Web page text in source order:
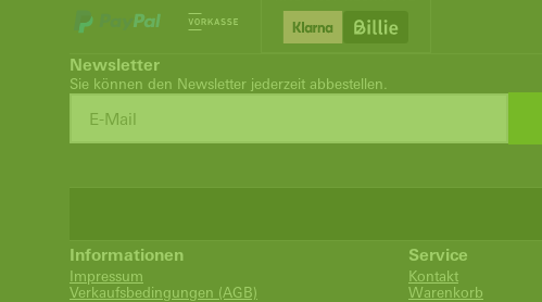
Newsletter
Sie können den Newsletter jederzeit abbestellen.
Informationen
Impressum
Verkaufsbedingungen (AGB)
Service
Kontakt
Warenkorb